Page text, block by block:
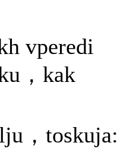
vperedi
，kak
，toskuja: